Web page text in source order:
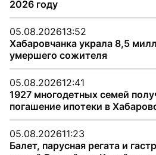
2026 году
05.08.202613:52
Хабаровчанка украла 8,5
умершего сожителя
05.08.202612:41
1927 многодетных семей
погашение ипотеки в
05.08.202611:23
Балет, парусная регата и